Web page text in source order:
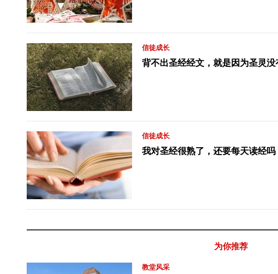
信徒成长
背不出圣经经文，就是因为圣灵没
信徒成长
我对圣经很熟了，还要每天读经吗
为你推荐
教堂风采